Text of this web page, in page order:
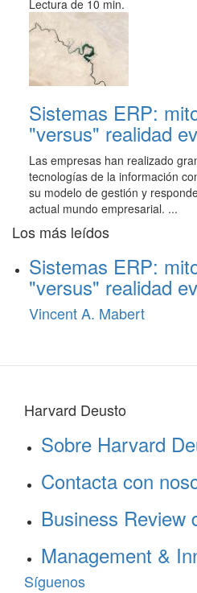
Lectura de 10 min.
Sistemas ERP:
"versus" realidad
Las empresas han realizado
tecnologías de la información
su modelo de gestión y
actual mundo empresarial. ...
Los más leídos
Sistemas ERP:
"versus" realidad
Vincent A. Mabert
Harvard Deusto
Sobre Harvard
Contacta con
Business Review
Management &
Síguenos